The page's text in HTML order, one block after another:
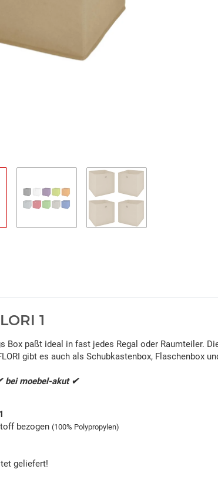
1
Box paßt ideal in fast jedes Regal oder Raumteiler.
gibt es auch als Schubkastenbox, Flaschenbox
bei moebel-akut ✔
bezogen (100% Polypropylen)
geliefert!